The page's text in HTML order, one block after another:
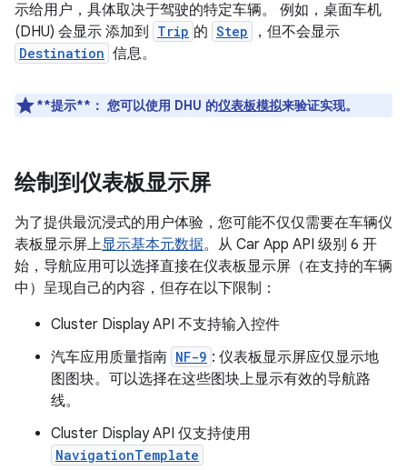
示给用户，具体取决于驾驶的特定车辆。 例如，桌面车机
(DHU) 会显示 添加到
Trip 的 Step ，但不会显示
Destination 信息。
**提示**： 您可以使用 DHU 的仪表板模拟来验证实现。
绘制到仪表板显示屏
为了提供最沉浸式的用户体验，您可能不仅仅需要在车辆仪
表板显示屏上显示基本元数据。从 Car App API 级别 6 开
始，导航应用可以选择直接在仪表板显示屏（在支持的车辆
中）呈现自己的内容，但存在以下限制：
Cluster Display API 不支持输入控件
汽车应用质量指南 NF-9 : 仪表板显示屏应仅显示地
图图块。可以选择在这些图块上显示有效的导航路
线。
Cluster Display API 仅支持使用
NavigationTemplate